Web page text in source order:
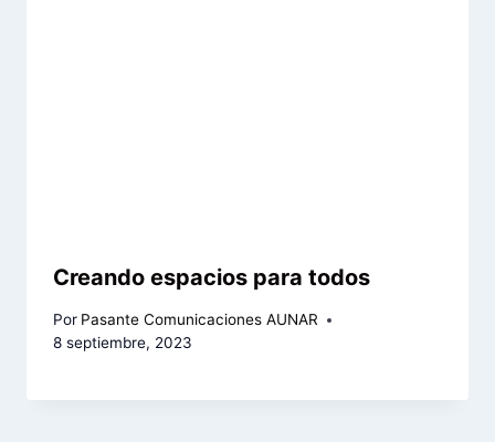
Creando espacios para todos
Por Pasante Comunicaciones AUNAR
8 septiembre, 2023